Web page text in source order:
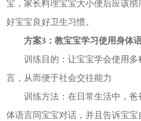
宝，家长料理宝宝大小便后应该
好宝宝良好卫生习惯。
方案3：教宝宝学习使用身体
训练目的：让宝宝学会使用多
言，从而便于社会交往能力
训练方法：在日常生活中，爸
体语言同宝宝对话，并且告诉宝宝